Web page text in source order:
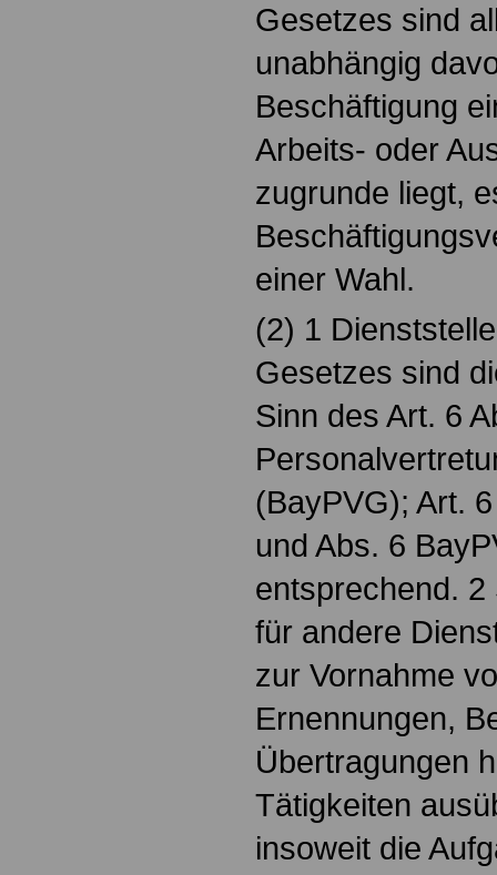
Gesetzes sind
unabhängig
Beschäftigung
Arbeits- oder
zugrunde liegt,
einer Wahl.
(2) 1
Gesetzes sind
Sinn des Art. 6
(BayPVG); Art.
und Abs. 6
entsprechend.
für andere
zur Vornahme
Ernennungen,
Übertragungen
Tätigkeiten
insoweit die